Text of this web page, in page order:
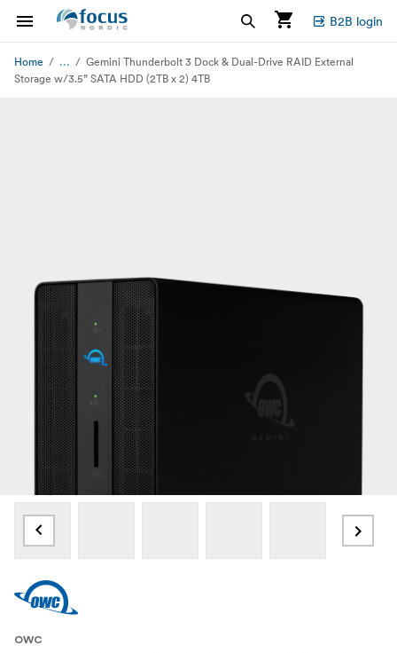
B2B login
Home ...
Gemini Thunderbolt 3 Dock & Dual-Drive RAID External
Storage w/3.5” SATA HDD (2TB x 2) 4TB
OWC